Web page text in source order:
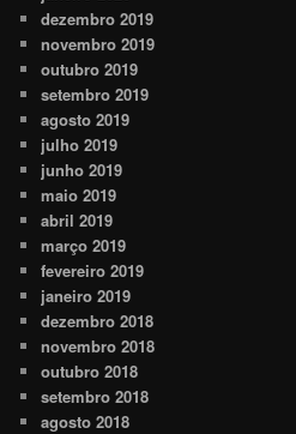
dezembro 2019
novembro 2019
outubro 2019
setembro 2019
agosto 2019
julho 2019
junho 2019
maio 2019
abril 2019
março 2019
fevereiro 2019
janeiro 2019
dezembro 2018
novembro 2018
outubro 2018
setembro 2018
agosto 2018